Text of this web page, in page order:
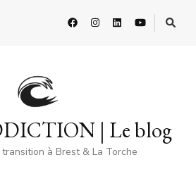
| Le blog
à Brest & La Torche